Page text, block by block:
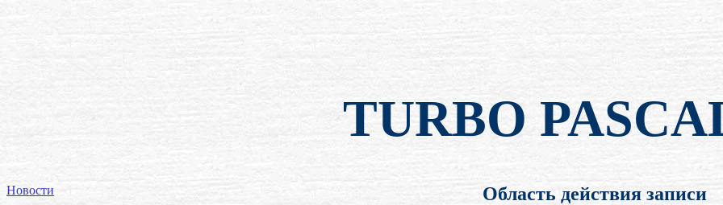
TURBO
Новости
Область действия записи